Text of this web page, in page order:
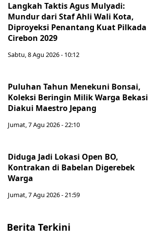
Langkah Taktis Agus Mulyadi:
Mundur dari Staf Ahli Wali Kota,
Diproyeksi Penantang Kuat Pilkada
Cirebon 2029
Sabtu, 8 Agu 2026 - 10:12
Puluhan Tahun Menekuni Bonsai,
Koleksi Beringin Milik Warga Bekasi
Diakui Maestro Jepang
Jumat, 7 Agu 2026 - 22:10
Diduga Jadi Lokasi Open BO,
Kontrakan di Babelan Digerebek
Warga
Jumat, 7 Agu 2026 - 21:59
Berita Terkini